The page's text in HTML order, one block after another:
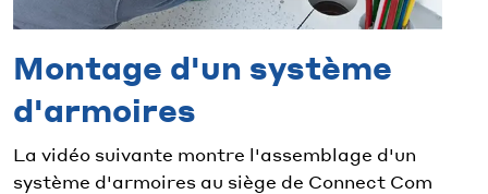
Montage d'un système
d'armoires
La vidéo suivante montre l'assemblage d'un
système d'armoires au siège de Connect Com